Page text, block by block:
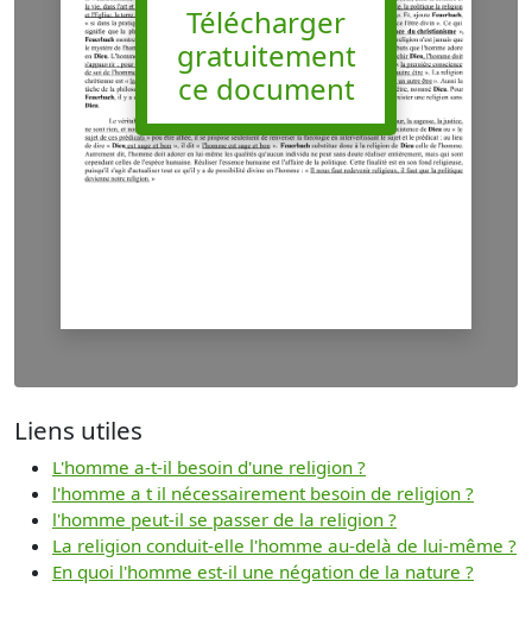
Télécharger
gratuitement
ce document
Liens utiles
L'homme a-t-il besoin d'une religion ?
l'homme a t il nécessairement besoin de religion ?
l'homme peut-il se passer de la religion ?
La religion conduit-elle l'homme au-delà de lui-même ?
En quoi l'homme est-il une négation de la nature ?